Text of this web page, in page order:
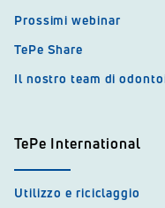
Prossimi webinar
TePe Share
Il nostro team di
TePe International
Utilizzo e riciclaggio